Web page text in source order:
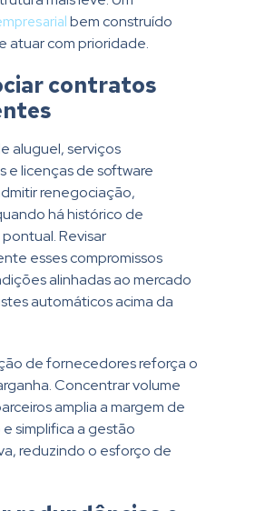
bem construído
atuar com prioridade.
contratos
aluguel, serviços
e licenças de software
renegociação,
há histórico de
Revisar
esses compromissos
alinhadas ao mercado
automáticos acima da
de fornecedores reforça o
Concentrar volume
amplia a margem de
simplifica a gestão
reduzindo o esforço de